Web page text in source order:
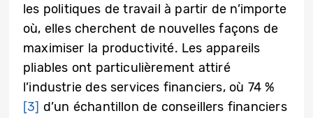
les politiques de travail à partir de n’importe
où, elles cherchent de nouvelles façons de
maximiser la productivité. Les appareils
pliables ont particulièrement attiré
l’industrie des services financiers, où 74 %
[3] d’un échantillon de conseillers financiers